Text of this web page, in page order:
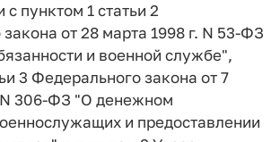
с пунктом 1 статьи 2
от 28 марта 1998 г. N 53-ФЗ
и военной службе",
3 Федерального закона от 7
N 306-ФЗ "О денежном
и предоставлении